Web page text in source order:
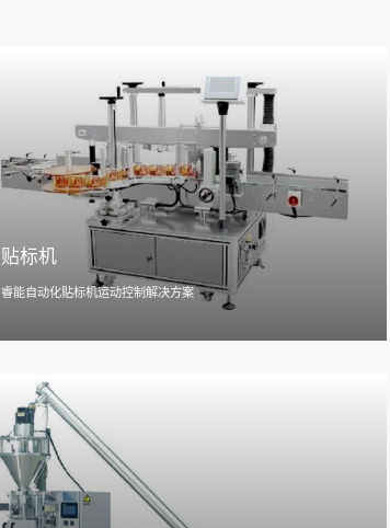
贴标机
睿能自动化贴标机运动控制解决方案